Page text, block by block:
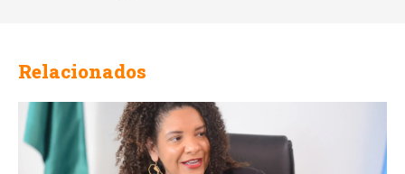
Relacionados